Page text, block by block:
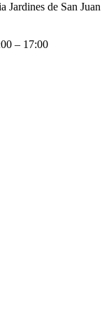
Jardines de San Juan
– 17:00